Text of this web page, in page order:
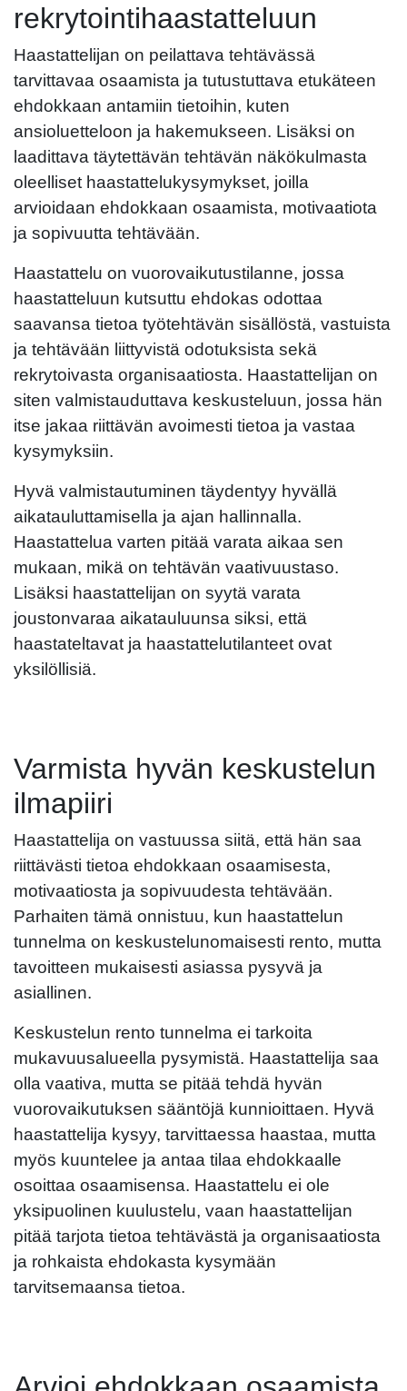
rekrytointihaastatteluun
Haastattelijan on peilattava tehtävässä
tarvittavaa osaamista ja tutustuttava etukäteen
ehdokkaan antamiin tietoihin, kuten
ansioluetteloon ja hakemukseen. Lisäksi on
laadittava täytettävän tehtävän näkökulmasta
oleelliset haastattelukysymykset, joilla
arvioidaan ehdokkaan osaamista, motivaatiota
ja sopivuutta tehtävään.
Haastattelu on vuorovaikutustilanne, jossa
haastatteluun kutsuttu ehdokas odottaa
saavansa tietoa työtehtävän sisällöstä, vastuista
ja tehtävään liittyvistä odotuksista sekä
rekrytoivasta organisaatiosta. Haastattelijan on
siten valmistauduttava keskusteluun, jossa hän
itse jakaa riittävän avoimesti tietoa ja vastaa
kysymyksiin.
Hyvä valmistautuminen täydentyy hyvällä
aikatauluttamisella ja ajan hallinnalla.
Haastattelua varten pitää varata aikaa sen
mukaan, mikä on tehtävän vaativuustaso.
Lisäksi haastattelijan on syytä varata
joustonvaraa aikatauluunsa siksi, että
haastateltavat ja haastattelutilanteet ovat
yksilöllisiä.
Varmista hyvän keskustelun
ilmapiiri
Haastattelija on vastuussa siitä, että hän saa
riittävästi tietoa ehdokkaan osaamisesta,
motivaatiosta ja sopivuudesta tehtävään.
Parhaiten tämä onnistuu, kun haastattelun
tunnelma on keskustelunomaisesti rento, mutta
tavoitteen mukaisesti asiassa pysyvä ja
asiallinen.
Keskustelun rento tunnelma ei tarkoita
mukavuusalueella pysymistä. Haastattelija saa
olla vaativa, mutta se pitää tehdä hyvän
vuorovaikutuksen sääntöjä kunnioittaen. Hyvä
haastattelija kysyy, tarvittaessa haastaa, mutta
myös kuuntelee ja antaa tilaa ehdokkaalle
osoittaa osaamisensa. Haastattelu ei ole
yksipuolinen kuulustelu, vaan haastattelijan
pitää tarjota tietoa tehtävästä ja organisaatiosta
ja rohkaista ehdokasta kysymään
tarvitsemaansa tietoa.